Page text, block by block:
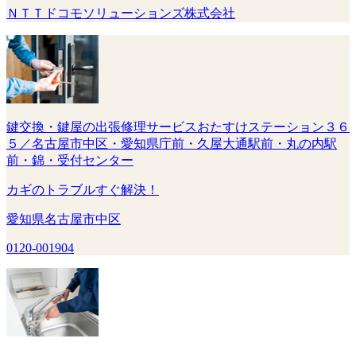
ＮＴＴドコモソリューションズ株式会社
鍵交換・鍵屋の出張修理サービスおたすけステーション３６
５／名古屋市中区・愛知県庁前・久屋大通駅前・丸の内駅
前・錦・受付センター
カギのトラブルすぐ解決！
愛知県名古屋市中区
0120-001904